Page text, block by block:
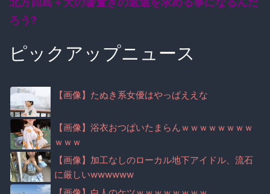
ろう?
ピックアップニュース
【画像】たぬき系女優はやっぱええな
【画像】浴衣おつぱいたまらんｗｗｗｗｗｗｗｗ
ｗｗｗ
【画像】加工なしのローカル地下アイドル、流石
に厳しいwwwwww